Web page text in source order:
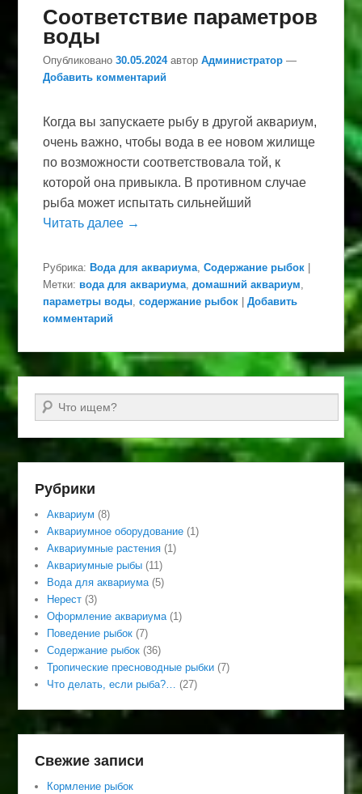
Соответствие параметров
воды
Опубликовано30.05.2024 авторАдминистратор —
Добавить комментарий
Когда вы запускаете рыбу в другой аквариум,
очень важно, чтобы вода в ее новом жилище
по возможности соответствовала той, к
которой она привыкла. В противном случае
рыба может испытать сильнейший
Читать далее →
Рубрика: Вода для аквариума,Содержание рыбок
Метки: вода для аквариума,домашний аквариум,
параметры воды,содержание рыбок |Добавить
комментарий
Поиск
Рубрики
Аквариум (8)
Аквариумное оборудование (1)
Аквариумные растения (1)
Аквариумные рыбы (11)
Вода для аквариума(5)
Нерест (3)
Оформление аквариума(1)
Поведение рыбок (7)
Содержание рыбок (36)
Тропические пресноводные рыбки (7)
Что делать, если рыба?… (27)
Свежие записи
Кормление рыбок